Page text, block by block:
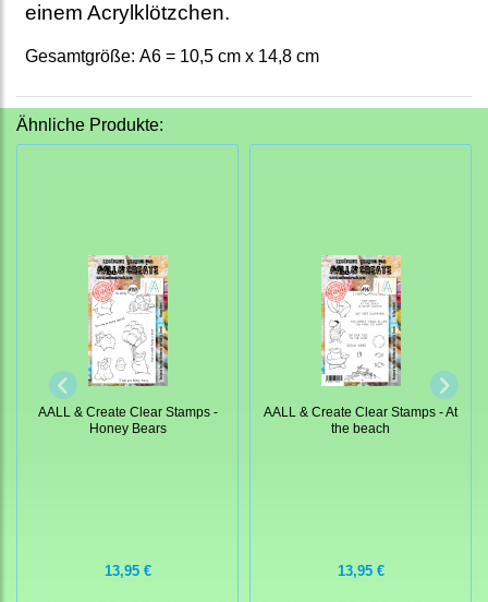
einem Acrylklötzchen.
Gesamtgröße: A6 = 10,5 cm x 14,8 cm
Ähnliche Produkte:
AALL & Create Clear Stamps -
Honey Bears
13,95 €
AALL & Create Clear Stamps - At
the beach
13,95 €